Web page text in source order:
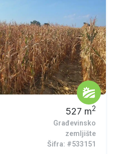
527 m2
Građevinsko
zemljište
Šifra: #533151